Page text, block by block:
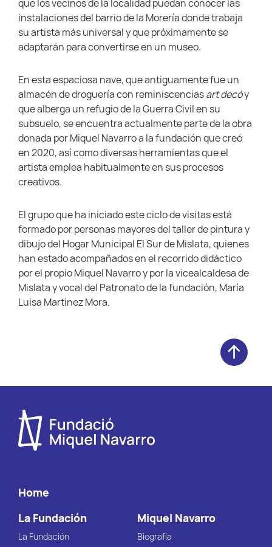
que los vecinos de la localidad puedan conocer las
instalaciones del barrio de la Morería donde trabaja
su artista más universal y que próximamente se
adaptarán para convertirse en un museo.
En esta espaciosa nave, que antiguamente fue un
almacén de droguería con reminiscenciasart decóy
que alberga un refugio de la Guerra Civil en su
subsuelo, se encuentra actualmente parte de la obra
donada por Miquel Navarro a la fundación que creó
en 2020, así como diversas herramientas que el
artista emplea habitualmente en sus procesos
creativos.
El grupo que ha iniciado este ciclo de visitas está
formado por personas mayores del taller de pintura y
dibujo del Hogar Municipal El Sur de Mislata, quienes
han estado acompañados en el recorrido didáctico
por el propio Miquel Navarro y por la vicealcaldesa de
Mislata y vocal del Patronato de la fundación, María
Luisa Martínez Mora.
Home
La Fundación
La Fundación
Miquel Navarro
Biografía